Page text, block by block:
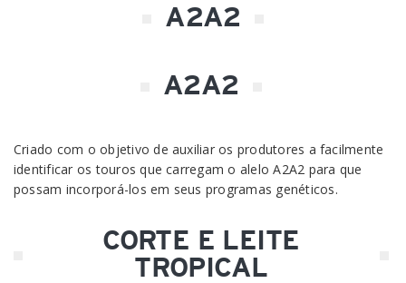
A2A2
A2A2
Criado com o objetivo de auxiliar os produtores a facilmente
identificar os touros que carregam o alelo A2A2 para que
possam incorporá-los em seus programas genéticos.
CORTE E LEITE
TROPICAL